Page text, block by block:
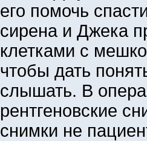
его помочь
сирена и Джека
клетками с
чтобы дать
слышать. В
рентгеновские
снимки не